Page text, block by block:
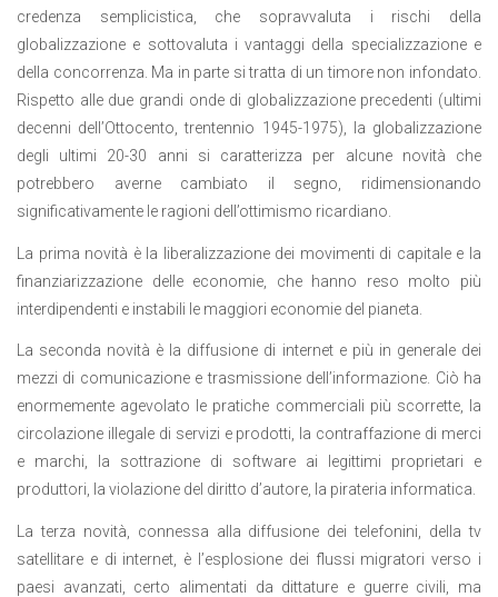
credenza semplicistica, che sopravvaluta i rischi della
globalizzazione e sottovaluta i vantaggi della specializzazione e
della concorrenza. Ma in parte si tratta di un timore non infondato.
Rispetto alle due grandi onde di globalizzazione precedenti (ultimi
decenni dell’Ottocento, trentennio 1945-1975), la globalizzazione
degli ultimi 20-30 anni si caratterizza per alcune novità che
potrebbero averne cambiato il segno, ridimensionando
significativamente le ragioni dell’ottimismo ricardiano.
La prima novità è la liberalizzazione dei movimenti di capitale e la
finanziarizzazione delle economie, che hanno reso molto più
interdipendenti e instabili le maggiori economie del pianeta.
La seconda novità è la diffusione di internet e più in generale dei
mezzi di comunicazione e trasmissione dell’informazione. Ciò ha
enormemente agevolato le pratiche commerciali più scorrette, la
circolazione illegale di servizi e prodotti, la contraffazione di merci
e marchi, la sottrazione di software ai legittimi proprietari e
produttori, la violazione del diritto d’autore, la pirateria informatica.
La terza novità, connessa alla diffusione dei telefonini, della tv
satellitare e di internet, è l’esplosione dei flussi migratori verso i
paesi avanzati, certo alimentati da dittature e guerre civili, ma